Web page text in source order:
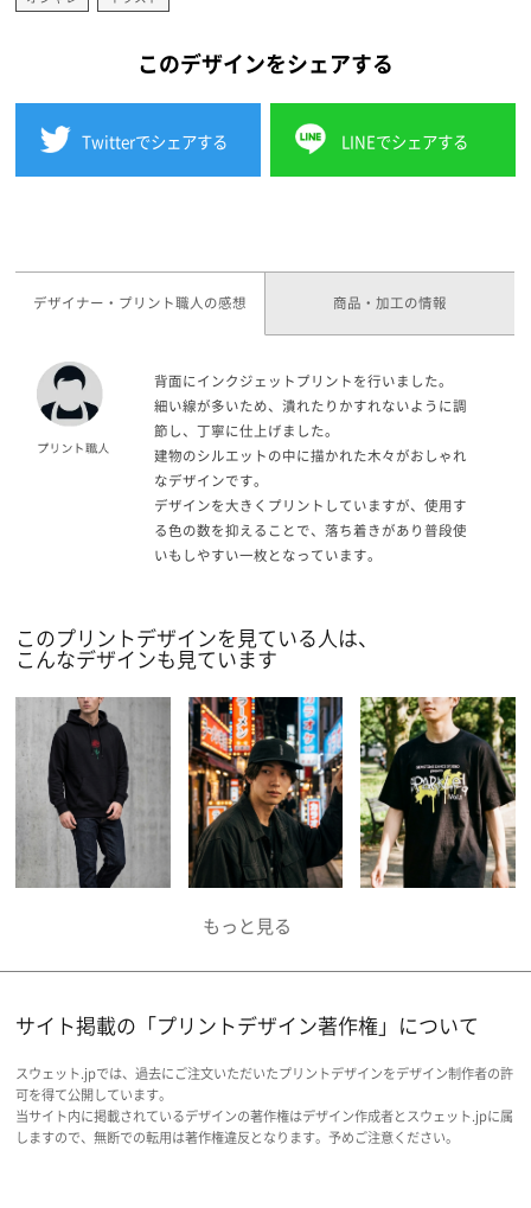
このデザインをシェアする
Twitterでシェアする LINEでシェアする
デザイナー・プリント職人の感想 商品・加工の情報
背面にインクジェットプリントを行いました。
細い線が多いため、潰れたりかすれないように調
節し、丁寧に仕上げました。
建物のシルエットの中に描かれた木々がおしゃれ
なデザインです。
デザインを大きくプリントしていますが、使用す
る色の数を抑えることで、落ち着きがあり普段使
いもしやすい一枚となっています。
このプリントデザインを見ている人は、
こんなデザインも見ています
サイト掲載の「プリントデザイン著作権」について
スウェット.jpでは、過去にご注文いただいたプリントデザインをデザイン制作者の許
可を得て公開しています。
当サイト内に掲載されているデザインの著作権はデザイン作成者とスウェット.jpに属
しますので、無断での転用は著作権違反となります。予めご注意ください。